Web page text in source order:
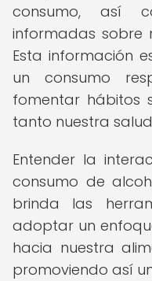
consumo, así
informadas sobre
Esta información
un consumo
fomentar hábitos
tanto nuestra
Entender la
consumo de
brinda las
adoptar un
hacia nuestra
promoviendo así